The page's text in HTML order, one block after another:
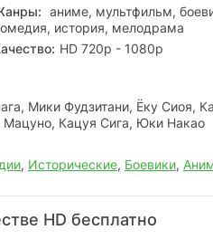
аниме, мультфильм,
история, мелодрама
HD 720p - 1080p
Мики Фудзитани, Ёку Сиоя,
Кацуя Сига, Юки Накао
, Исторические, Боевики,
HD бесплатно